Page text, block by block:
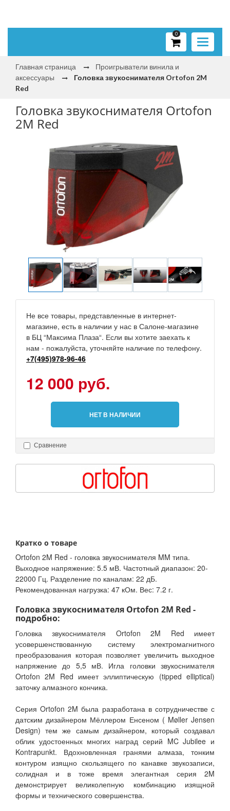
Toggle
0
Главная страница
Проигрыватели винила и
аксессуары
Головка звукоснимателя Ortofon 2M
Red
Головка звукоснимателя Ortofon
2M Red
Не все товары, представленные в интернет-
магазине, есть в наличии у нас в Салоне-магазине
в БЦ “Максима Плаза“. Если вы хотите заехать к
нам - пожалуйста, уточняйте наличие по телефону.
+7(495)978-96-46
12 000 руб.
НЕТ В НАЛИЧИИ
Сравнение
Кратко о товаре
Ortofon 2M Red - головка звукоснимателя MM типа.
Выходное напряжение: 5.5 мВ. Частотный диапазон: 20-
22000 Гц. Разделение по каналам: 22 дБ.
Рекомендованная нагрузка: 47 кОм. Вес: 7.2 г.
Головка звукоснимателя Ortofon 2M Red -
подробно:
Головка звукоснимателя Ortofon 2M Red имеет
усовершенствованную систему электромагнитного
преобразования которая позволяет увеличить выходное
напряжение до 5,5 мВ. Игла головки звукоснимателя
Ortofon 2M Red имеет эллиптическую (tipped elliptical)
заточку алмазного кончика.
Серия Ortofon 2M была разработана в сотрудничестве с
датским дизайнером Мёллером Енсеном ( Møller Jensen
Design) тем же самым дизайнером, который создавал
облик удостоенных многих наград серий MC Jubilee и
Kontrapunkt. Вдохновленная гранями алмаза, тонким
контуром изящно скользящего по канавке звукозаписи,
солидная и в тоже время элегантная серия 2M
демонстрирует великолепную комбинацию изящной
формы и технического совершенства.